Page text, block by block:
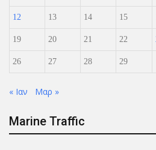
12 13 14 15
19 20 21 22
26 27 28 29
« Ιαν Μαρ »
Marine Traffic